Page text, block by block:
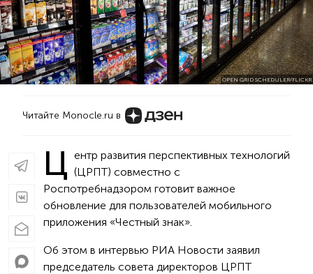
OPEN GRID SCHEDULER/FLICKR
Читайте Monocle.ru в
Ц ентр развития перспективных технологий
(ЦРПТ) совместно с
Роспотребнадзором готовит важное
обновление для пользователей мобильного
приложения «Честный знак».
Об этом в интервью РИА Новости заявил
председатель совета директоров ЦРПТ